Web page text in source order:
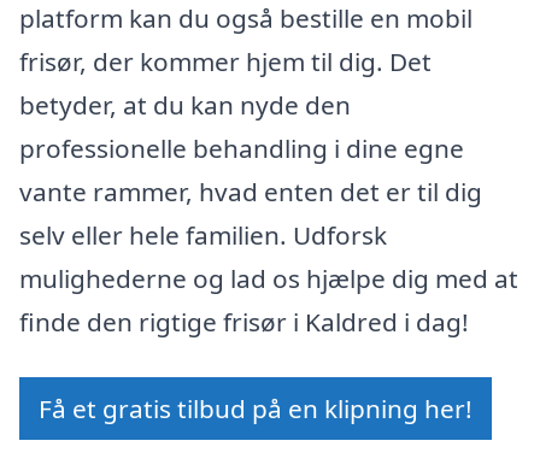
platform kan du også bestille en mobil
frisør, der kommer hjem til dig. Det
betyder, at du kan nyde den
professionelle behandling i dine egne
vante rammer, hvad enten det er til dig
selv eller hele familien. Udforsk
mulighederne og lad os hjælpe dig med at
finde den rigtige frisør i Kaldred i dag!
Få et gratis tilbud på en klipning her!